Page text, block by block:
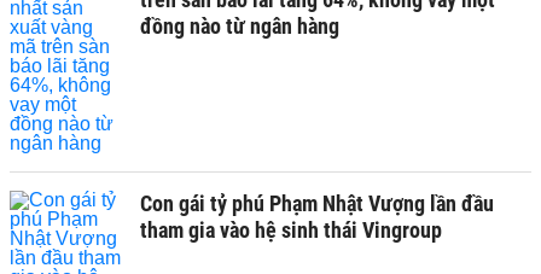
đồng nào từ ngân hàng
Con gái tỷ phú Phạm Nhật Vượng lần đầu
tham gia vào hệ sinh thái Vingroup